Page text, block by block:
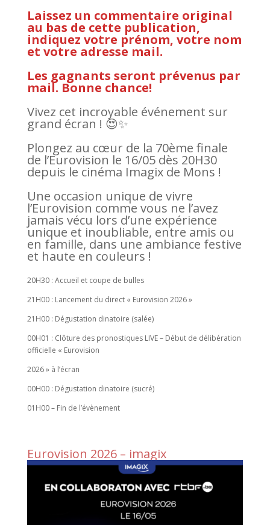
Laissez un commentaire original
au bas de cette publication,
indiquez votre prénom, votre nom
et votre adresse mail.
Les gagnants seront prévenus par
mail. Bonne chance!
Vivez cet incroyable événement sur
grand écran ! 😍✨
Plongez au cœur de la 70ème finale
de l’Eurovision le 16/05 dès 20H30
depuis le cinéma Imagix de Mons !
Une occasion unique de vivre
l’Eurovision comme vous ne l’avez
jamais vécu lors d’une expérience
unique et inoubliable, entre amis ou
en famille, dans une ambiance festive
et haute en couleurs !
20H30 : Accueil et coupe de bulles
21H00 : Lancement du direct « Eurovision 2026 »
21H00 : Dégustation dinatoire (salée)
00H01 : Clôture des pronostiques LIVE – Début de délibération
officielle « Eurovision
2026 » à l’écran
00H00 : Dégustation dinatoire (sucré)
01H00 – Fin de l’évènement
Eurovision 2026 – imagix